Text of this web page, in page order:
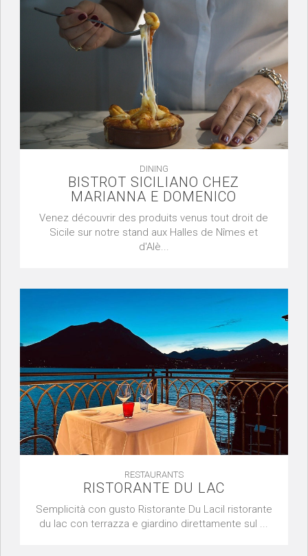
DINING
BISTROT SICILIANO CHEZ
MARIANNA E DOMENICO
Venez découvrir des produits venus tout droit de
Sicile sur notre stand aux Halles de Nîmes et
d'Alè...
RESTAURANTS
RISTORANTE DU LAC
Semplicità con gusto Ristorante Du Lacil ristorante
du lac con terrazza e giardino direttamente sul ...